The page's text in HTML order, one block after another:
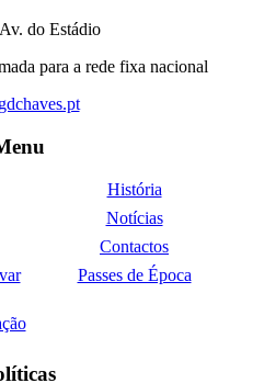
do Estádio
para a rede fixa nacional
História
Notícias
Contactos
Passes de Época